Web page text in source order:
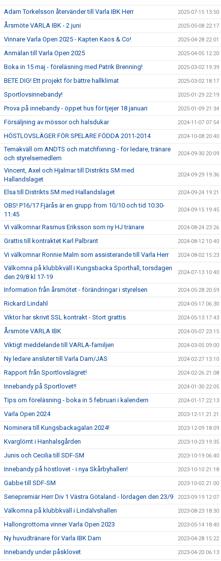
Adam Torkelsson återvänder till Varla IBK Herr 2025-07-15 13:50
Årsmöte VARLA IBK - 2 juni 2025-05-08 22:17
Vinnare Varla Open 2025 - Kapten Kaos & Co! 2025-04-28 22:01
Anmälan till Varla Open 2025 2025-04-05 12:20
Boka in 15 maj - föreläsning med Patrik Brenning! 2025-03-02 19:39
BETE DIG! Ett projekt för bättre hallklimat 2025-03-02 18:17
Sportlovsinnebandy! 2025-01-29 22:19
Prova på innebandy - öppet hus för tjejer 18 januari 2025-01-09 21:34
Försäljning av mössor och halsdukar 2024-11-07 07:54
HÖSTLOVSLÄGER FÖR SPELARE FÖDDA 2011-2014 2024-10-08 20:40
Temakväll om ANDTS och matchfixning - för ledare, tränare
och styrelsemedlem
2024-09-30 20:09
Vincent, Axel och Hjalmar till Distrikts SM med
Hallandslaget
2024-09-29 19:36
Elsa till Distrikts SM med Hallandslaget 2024-09-24 19:21
OBS! P16/17 Fjärås är en grupp from 10/10 och tid 10:30-
11:45
2024-09-15 19:45
Vi välkomnar Rasmus Eriksson som ny HJ tränare 2024-08-24 23:26
Grattis till kontraktet Karl Palbrant 2024-08-12 10:40
Vi välkomnar Ronnie Malm som assisterande till Varla Herr 2024-08-02 15:23
Välkomna på klubbkväll i Kungsbacka Sporthall, torsdagen
den 29/8 kl 17-19
2024-07-13 10:40
Information från årsmötet - förändringar i styrelsen 2024-05-28 20:59
Rickard Lindahl 2024-05-17 06:30
Viktor har skrivit SSL kontrakt - Stort grattis 2024-05-13 17:43
Årsmöte VARLA IBK 2024-05-07 23:15
Viktigt meddelande till VARLA-familjen 2024-03-05 09:00
Ny ledare ansluter till Varla Dam/JAS 2024-02-27 13:10
Rapport från Sportlovslägret! 2024-02-26 21:08
Innebandy på Sportlovet!! 2024-01-30 22:05
Tips om föreläsning - boka in 5 februari i kalendern 2024-01-17 22:13
Varla Open 2024 2023-12-11 21:21
Nominera till Kungsbackagalan 2024! 2023-12-09 18:09
Kvarglömt i Hanhalsgården 2023-10-23 19:35
Junis och Cecilia till SDF-SM 2023-10-19 06:40
Innebandy på höstlovet - i nya Skårbyhallen! 2023-10-10 21:18
Gabbe till SDF-SM 2023-10-02 21:00
Seriepremiär Herr Div 1 Västra Götaland - lördagen den 23/9 2023-09-19 12:07
Välkomna på klubbkväll i Lindälvshallen 2023-08-23 18:30
Hallongrottorna vinner Varla Open 2023 2023-05-14 18:40
Ny huvudtränare för Varla IBK Dam 2023-04-28 15:22
Innebandy under påsklovet 2023-04-20 06:13